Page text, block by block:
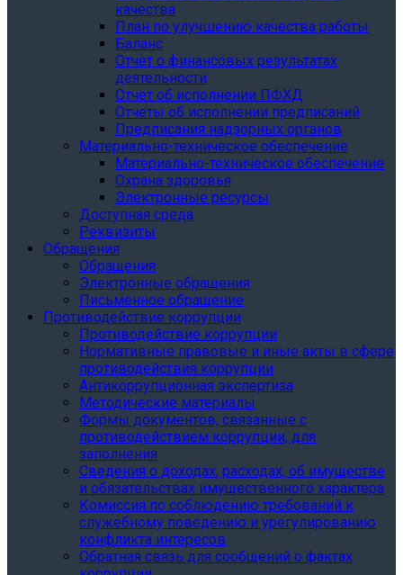
качества
План по улучшению качества работы
Баланс
Отчет о финансовых результатах
деятельности
Отчет об исполнении ПФХД
Отчеты об исполнении предписаний
Предписания надзорных органов
Материально-техническое обеспечение
Материально-техническое обеспечение
Охрана здоровья
Электронные ресурсы
Доступная среда
Реквизиты
Обращения
Обращения
Электронные обращения
Письменное обращение
Противодействие коррупции
Противодействие коррупции
Нормативные правовые и иные акты в сфере
противодействия коррупции
Антикоррупционная экспертиза
Методические материалы
Формы документов, связанные с
противодействием коррупции, для
заполнения
Сведения о доходах, расходах, об имуществе
и обязательствах имущественного характера
Комиссия по соблюдению требований к
служебному поведению и урегулированию
конфликта интересов
Обратная связь для сообщений о фактах